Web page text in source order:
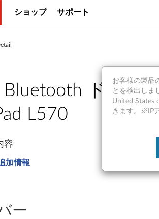
ショップ サポート
Bluetooth ドライ
L570
容
加情報
ー
お客様の製品
とを検出しま
United States
きます。※IP